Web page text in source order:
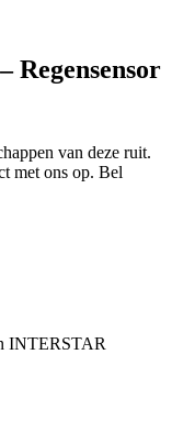
Regensensor
van deze ruit.
met ons op. Bel
INTERSTAR